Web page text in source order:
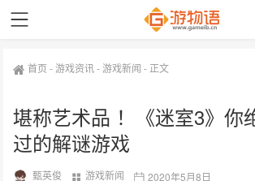
首页 -游戏资讯-游戏新闻 - 正文
堪称艺术品 ！《迷室3》你
过的解谜游戏
甄英俊 游戏新闻
2020年5月8日